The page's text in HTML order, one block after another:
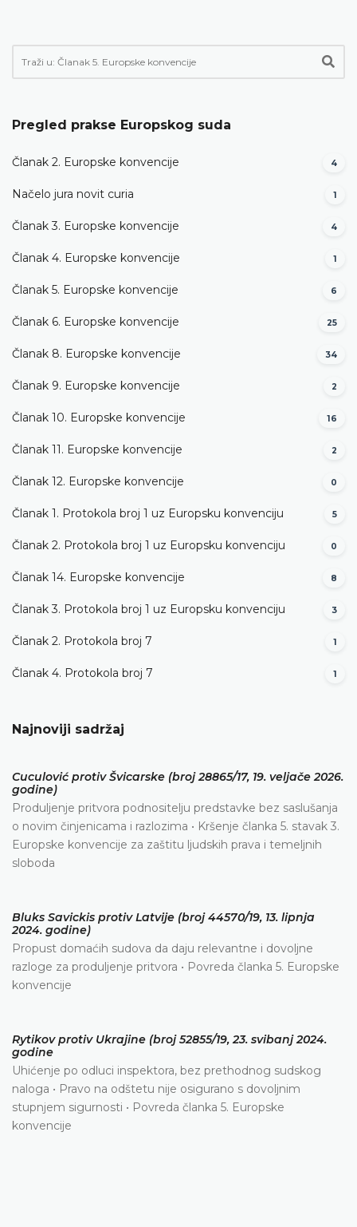
Pregled prakse Europskog suda
Članak 2. Europske konvencije 4
Načelo jura novit curia 1
Članak 3. Europske konvencije 4
Članak 4. Europske konvencije 1
Članak 5. Europske konvencije 6
Članak 6. Europske konvencije 25
Članak 8. Europske konvencije 34
Članak 9. Europske konvencije 2
Članak 10. Europske konvencije 16
Članak 11. Europske konvencije 2
Članak 12. Europske konvencije 0
Članak 1. Protokola broj 1 uz Europsku konvenciju 5
Članak 2. Protokola broj 1 uz Europsku konvenciju 0
Članak 14. Europske konvencije 8
Članak 3. Protokola broj 1 uz Europsku konvenciju 3
Članak 2. Protokola broj 7 1
Članak 4. Protokola broj 7 1
Najnoviji sadržaj
Cuculović protiv Švicarske (broj 28865/17, 19. veljače 2026.
godine)
Produljenje pritvora podnositelju predstavke bez saslušanja
o novim činjenicama i razlozima • Kršenje članka 5. stavak 3.
Europske konvencije za zaštitu ljudskih prava i temeljnih
sloboda
Bluks Savickis protiv Latvije (broj 44570/19, 13. lipnja
2024. godine)
Propust domaćih sudova da daju relevantne i dovoljne
razloge za produljenje pritvora • Povreda članka 5. Europske
konvencije
Rytikov protiv Ukrajine (broj 52855/19, 23. svibanj 2024.
godine
Uhićenje po odluci inspektora, bez prethodnog sudskog
naloga • Pravo na odštetu nije osigurano s dovoljnim
stupnjem sigurnosti • Povreda članka 5. Europske
konvencije